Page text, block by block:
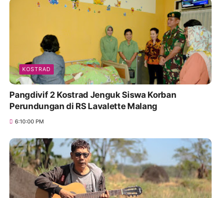
KOSTRAD
Pangdivif 2 Kostrad Jenguk Siswa Korban
Perundungan di RS Lavalette Malang
6:10:00 PM